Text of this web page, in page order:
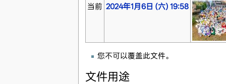
当前 2024年1月6日 (六) 19:58
您不可以覆盖此文件。
文件用途